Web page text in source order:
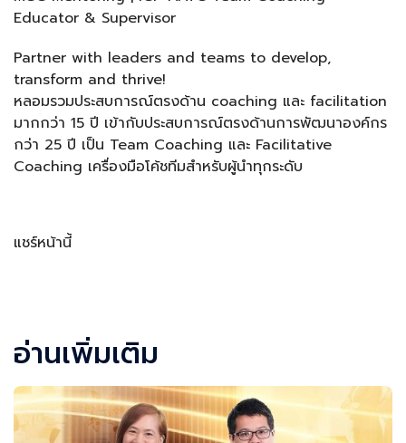
Educator & Supervisor
Partner with leaders and teams to develop,
transform and thrive!
หลอมรวมประสบการณ์ตรงด้าน coaching และ facilitation
มากกว่า 15 ปี เข้ากับประสบการณ์ตรงด้านการพัฒนาองค์กร
กว่า 25 ปี เป็น Team Coaching และ Facilitative
Coaching เครื่องมือโค้ชทีมสำหรับผู้นำทุกระดับ
แชร์หน้านี้
อ่านเพิ่มเติม